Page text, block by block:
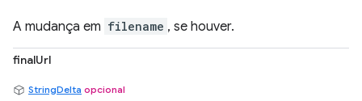
A mudança em filename , se houver.
finalUrl
StringDelta opcional